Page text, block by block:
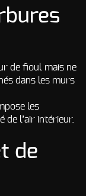
de fioul mais ne
dans les murs
les
l’air intérieur.
de